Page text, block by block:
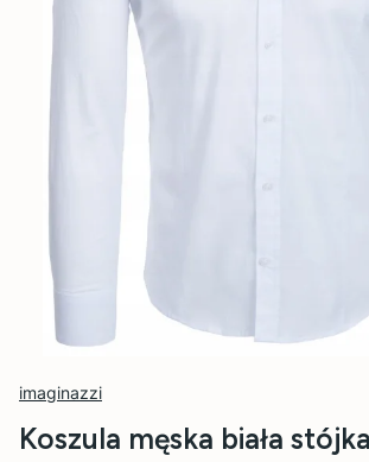
imaginazzi
Koszula męska biała